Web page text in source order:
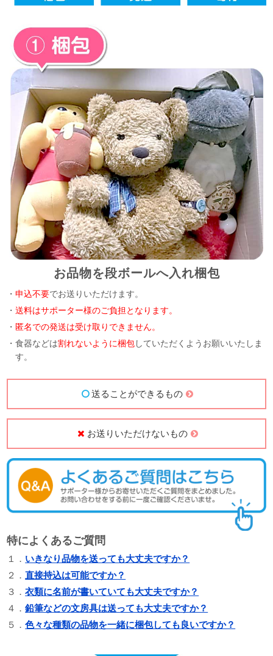
お品物を段ボールへ入れ梱包
・申込不要でお送りいただけます。
・送料はサポーター様のご負担となります。
・ 匿名での発送は受け取りできません。
・食器などは割れないように梱包していただくようお願いいたしま
す。
送ることができるもの
お送りいただけないもの
特によくあるご質問
１． いきなり品物を送っても大丈夫ですか？
２．直接持込は可能ですか？
３．衣類に名前が書いていても大丈夫ですか？
４．鉛筆などの文房具は送っても大丈夫ですか？
５．色々な種類の品物を一緒に梱包しても良いですか？